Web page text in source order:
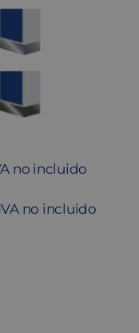
no incluido
no incluido